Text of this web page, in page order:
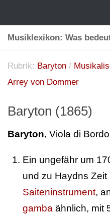
Musiklexikon: Was
Rubrik: Baryton /
Arrey von Dommer
Baryton (1865)
Baryton, Viola di
Ein ungefähr um
und zu Haydns
Saiteninstrument,
gamba ähnlich, mit